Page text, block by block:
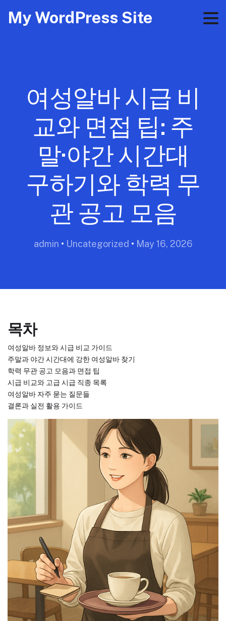
My WordPress Site
여성알바 시급 비
교와 면접 팁: 주
말·야간 시간대
구하기와 학력 무
관 공고 모음
admin • Uncategorized • May 16, 2026
목차
여성알바 정보와 시급 비교 가이드
주말과 야간 시간대에 강한 여성알바 찾기
학력 무관 공고 모음과 면접 팁
시급 비교와 고급 시급 직종 목록
여성알바 자주 묻는 질문들
결론과 실전 활용 가이드